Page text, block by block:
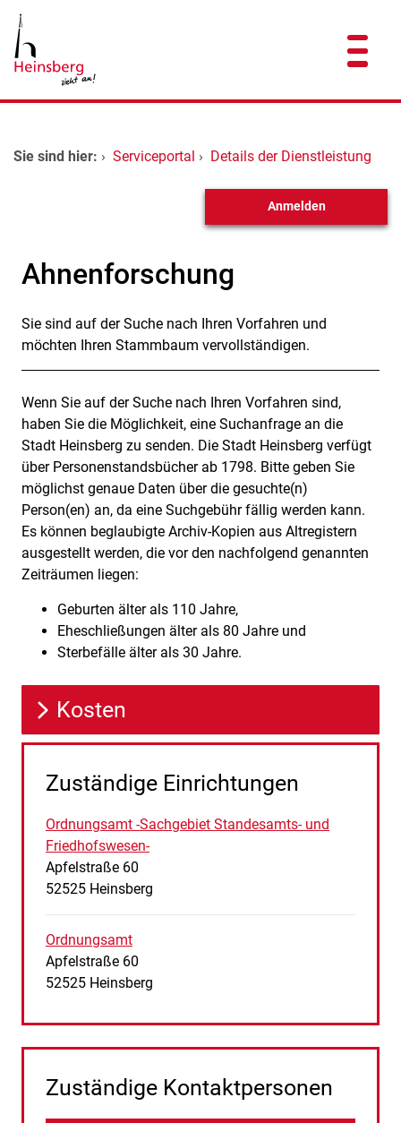
Zum Hauptinhalt springen
Zum Header
Zum Hauptinhalt
Zum Footer
Dienstleistungen A-Z
Sie sind hier: › Serviceportal › Details der Dienstleistung
Anmelden
Ahnenforschung
Kurzbeschreibung
Sie sind auf der Suche nach Ihren Vorfahren und
möchten Ihren Stammbaum vervollständigen.
Beschreibung
Wenn Sie auf der Suche nach Ihren Vorfahren sind,
haben Sie die Möglichkeit, eine Suchanfrage an die
Stadt Heinsberg zu senden. Die Stadt Heinsberg verfügt
über Personenstandsbücher ab 1798. Bitte geben Sie
möglichst genaue Daten über die gesuchte(n)
Person(en) an, da eine Suchgebühr fällig werden kann.
Es können beglaubigte Archiv-Kopien aus Altregistern
ausgestellt werden, die vor den nachfolgend genannten
Zeiträumen liegen:
Geburten älter als 110 Jahre,
Eheschließungen älter als 80 Jahre und
Sterbefälle älter als 30 Jahre.
Kosten
Zuständige Einrichtungen
Ordnungsamt -Sachgebiet Standesamts- und
Friedhofswesen-
Straße:
Apfelstraße Hausnummer:
60
PLZ:
52525 Ort:
Heinsberg
Ordnungsamt
Straße:
Apfelstraße Hausnummer:
60
PLZ:
52525 Ort:
Heinsberg
Zuständige Kontaktpersonen